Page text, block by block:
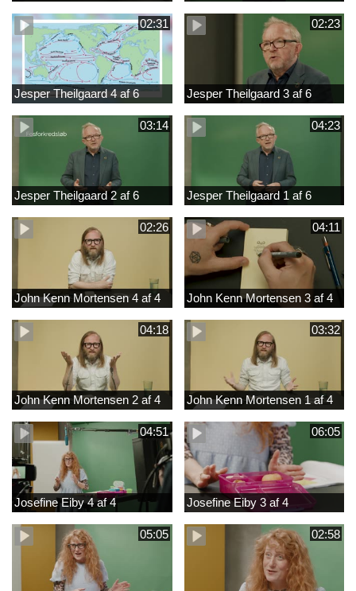
02:31
Jesper Theilgaard 4 af 6
02:23
Jesper Theilgaard 3 af 6
03:14
Jesper Theilgaard 2 af 6
04:23
Jesper Theilgaard 1 af 6
02:26
John Kenn Mortensen 4 af 4
04:11
John Kenn Mortensen 3 af 4
04:18
John Kenn Mortensen 2 af 4
03:32
John Kenn Mortensen 1 af 4
04:51
Josefine Eiby 4 af 4
06:05
Josefine Eiby 3 af 4
05:05 02:58